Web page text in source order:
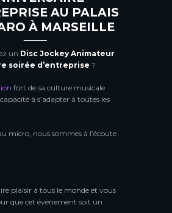
AU PALAIS
À MARSEILLE
un Disc Jockey Animateur
soirée d’entreprise ?
fort de sa culture musicale
à s’adapter à toutes les
micro, nous sommes à l’écoute
plaisir à tous le monde et vous
que cet évènement soit un